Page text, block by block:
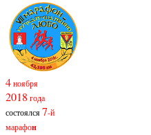
4ноября
2018 года
состоялся7-й
марафон